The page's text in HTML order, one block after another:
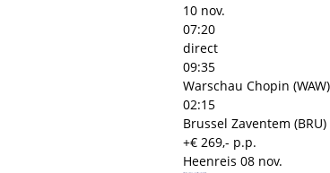
10 nov.
07:20
direct
09:35
Warschau Chopin (WAW)
02:15
Brussel Zaventem (BRU)
+€ 269,- p.p.
Heenreis 08 nov.